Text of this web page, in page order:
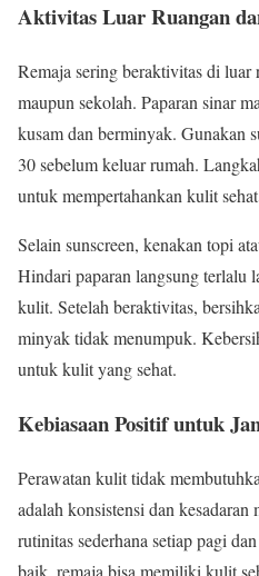
Aktivitas Luar Ruangan
Remaja sering beraktivitas di
maupun sekolah. Paparan sinar
kusam dan berminyak. Gunakan
30 sebelum keluar rumah.
untuk mempertahankan kulit
Selain sunscreen, kenakan topi
Hindari paparan langsung terlalu
kulit. Setelah beraktivitas,
minyak tidak menumpuk.
untuk kulit yang sehat.
Kebiasaan Positif untuk
Perawatan kulit tidak
adalah konsistensi dan
rutinitas sederhana setiap pagi
baik, remaja bisa memiliki kulit